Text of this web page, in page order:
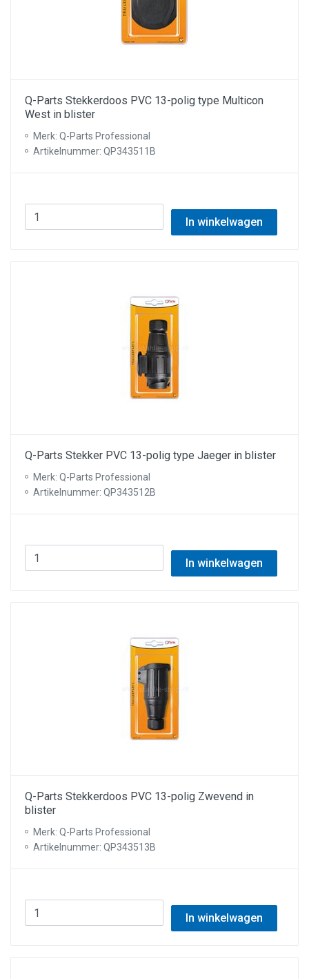
Q-Parts Stekkerdoos PVC 13-polig type Multicon
West in blister
Merk: Q-Parts Professional
Artikelnummer: QP343511B
In winkelwagen
Q-Parts Stekker PVC 13-polig type Jaeger in blister
Merk: Q-Parts Professional
Artikelnummer: QP343512B
In winkelwagen
Q-Parts Stekkerdoos PVC 13-polig Zwevend in
blister
Merk: Q-Parts Professional
Artikelnummer: QP343513B
In winkelwagen